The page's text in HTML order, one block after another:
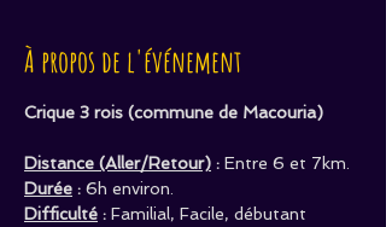
À propos de l'événement
Crique 3 rois (commune de Macouria)
Distance (Aller/Retour) : Entre 6 et 7km.
Durée : 6h environ.
Difficulté : Familial, Facile, débutant